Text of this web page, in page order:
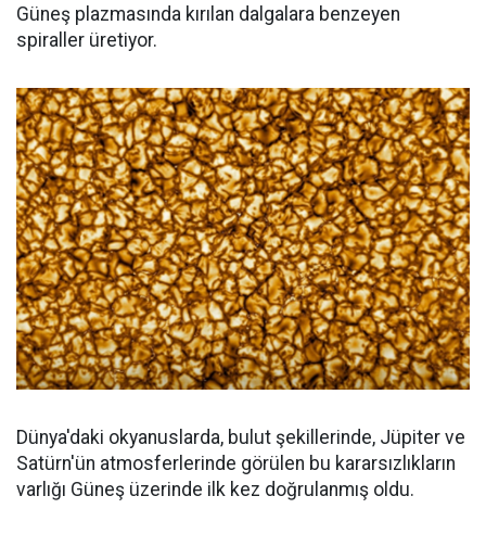
Güneş plazmasında kırılan dalgalara benzeyen
spiraller üretiyor.
Dünya'daki okyanuslarda, bulut şekillerinde, Jüpiter ve
Satürn'ün atmosferlerinde görülen bu kararsızlıkların
varlığı Güneş üzerinde ilk kez doğrulanmış oldu.